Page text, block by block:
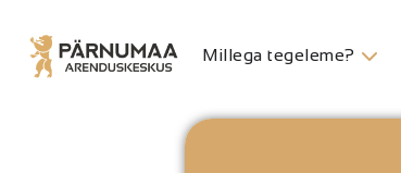
Millega tegeleme?